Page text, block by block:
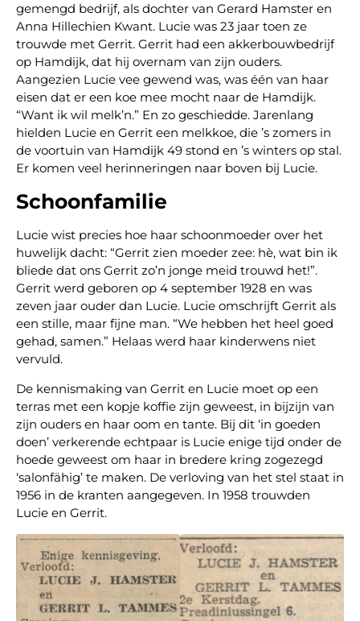
gemengd bedrijf, als dochter van Gerard Hamster en
Anna Hillechien Kwant. Lucie was 23 jaar toen ze
trouwde met Gerrit. Gerrit had een akkerbouwbedrijf
op Hamdijk, dat hij overnam van zijn ouders.
Aangezien Lucie vee gewend was, was één van haar
eisen dat er een koe mee mocht naar de Hamdijk.
“Want ik wil melk’n.” En zo geschiedde. Jarenlang
hielden Lucie en Gerrit een melkkoe, die ’s zomers in
de voortuin van Hamdijk 49 stond en ’s winters op stal.
Er komen veel herinneringen naar boven bij Lucie.
Schoonfamilie
Lucie wist precies hoe haar schoonmoeder over het
huwelijk dacht: “Gerrit zien moeder zee: hè, wat bin ik
bliede dat ons Gerrit zo’n jonge meid trouwd het!”.
Gerrit werd geboren op 4 september 1928 en was
zeven jaar ouder dan Lucie. Lucie omschrijft Gerrit als
een stille, maar fijne man. “We hebben het heel goed
gehad, samen.” Helaas werd haar kinderwens niet
vervuld.
De kennismaking van Gerrit en Lucie moet op een
terras met een kopje koffie zijn geweest, in bijzijn van
zijn ouders en haar oom en tante. Bij dit ‘in goeden
doen’ verkerende echtpaar is Lucie enige tijd onder de
hoede geweest om haar in bredere kring zogezegd
‘salonfähig’ te maken. De verloving van het stel staat in
1956 in de kranten aangegeven. In 1958 trouwden
Lucie en Gerrit.